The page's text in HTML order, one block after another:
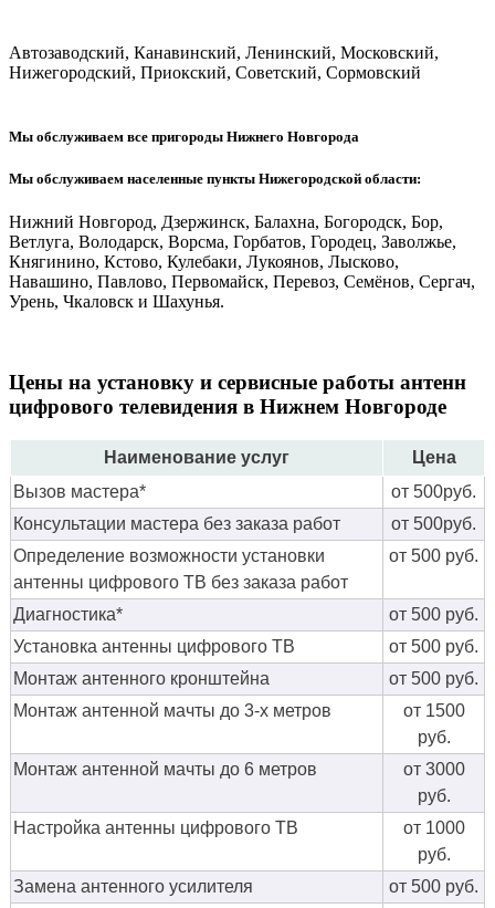
Автозаводский, Канавинский, Ленинский, Московский,
Нижегородский, Приокский, Советский, Сормовский
Мы обслуживаем все пригороды Нижнего Новгорода
Мы обслуживаем населенные пункты Нижегородской области:
Нижний Новгород, Дзержинск, Балахна, Богородск, Бор,
Ветлуга, Володарск, Ворсма, Горбатов, Городец, Заволжье,
Княгинино, Кстово, Кулебаки, Лукоянов, Лысково,
Навашино, Павлово, Первомайск, Перевоз, Семёнов, Сергач,
Урень, Чкаловск и Шахунья.
Цены на установку и сервисные работы антенн
цифрового телевидения в Нижнем Новгороде
Наименование услуг
Цена
Вызов мастера*
от 500руб.
Консультации мастера без заказа работ
от 500руб.
Определение возможности установки
антенны цифрового ТВ без заказа работ
от 500 руб.
Диагностика*
от 500 руб.
Установка антенны цифрового ТВ
от 500 руб.
Монтаж антенного кронштейна
от 500 руб.
Монтаж антенной мачты до 3-х метров
от 1500
руб.
Монтаж антенной мачты до 6 метров
от 3000
руб.
Настройка антенны цифрового ТВ
от 1000
руб.
Замена антенного усилителя
от 500 руб.